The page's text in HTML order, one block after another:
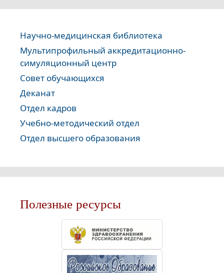
Научно-медицинская библиотека
Мультипрофильный аккредитационно-
симуляционный центр
Совет обучающихся
Деканат
Отдел кадров
Учебно-методический отдел
Отдел высшего образования
Полезные ресурсы